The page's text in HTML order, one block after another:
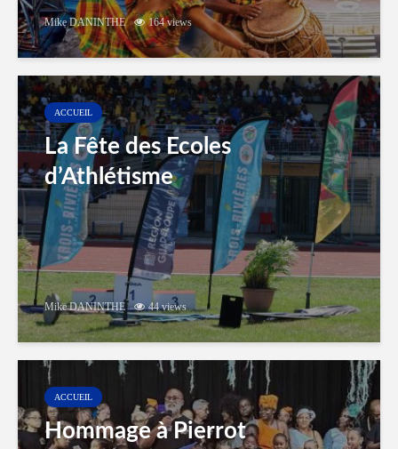
Mike DANINTHE 164 views
ACCUEIL
La Fête des Ecoles
d’Athlétisme
Mike DANINTHE 44 views
ACCUEIL
Hommage à Pierrot